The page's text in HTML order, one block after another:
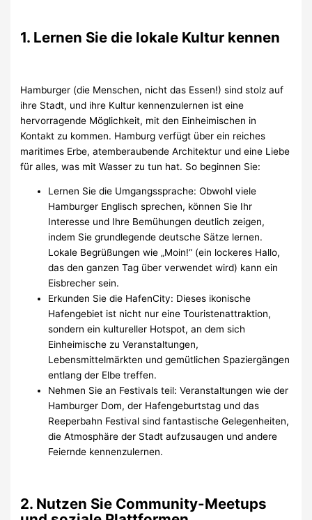
1. Lernen Sie die lokale Kultur kennen
Hamburger (die Menschen, nicht das Essen!) sind stolz auf
ihre Stadt, und ihre Kultur kennenzulernen ist eine
hervorragende Möglichkeit, mit den Einheimischen in
Kontakt zu kommen. Hamburg verfügt über ein reiches
maritimes Erbe, atemberaubende Architektur und eine Liebe
für alles, was mit Wasser zu tun hat. So beginnen Sie:
Lernen Sie die Umgangssprache: Obwohl viele
Hamburger Englisch sprechen, können Sie Ihr
Interesse und Ihre Bemühungen deutlich zeigen,
indem Sie grundlegende deutsche Sätze lernen.
Lokale Begrüßungen wie „Moin!“ (ein lockeres Hallo,
das den ganzen Tag über verwendet wird) kann ein
Eisbrecher sein.
Erkunden Sie die HafenCity: Dieses ikonische
Hafengebiet ist nicht nur eine Touristenattraktion,
sondern ein kultureller Hotspot, an dem sich
Einheimische zu Veranstaltungen,
Lebensmittelmärkten und gemütlichen Spaziergängen
entlang der Elbe treffen.
Nehmen Sie an Festivals teil: Veranstaltungen wie der
Hamburger Dom, der Hafengeburtstag und das
Reeperbahn Festival sind fantastische Gelegenheiten,
die Atmosphäre der Stadt aufzusaugen und andere
Feiernde kennenzulernen.
2. Nutzen Sie Community-Meetups